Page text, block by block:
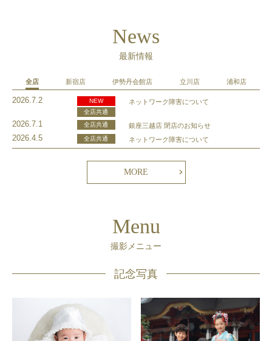
News
最新情報
全店 新宿店 伊勢丹会館店 立川店 浦和店
2026.7.2
NEW
全店共通
ネットワーク障害について
2026.7.1 全店共通 銀座三越店 閉店のお知らせ
2026.4.5 全店共通 ネットワーク障害について
MORE
Menu
撮影メニュー
記念写真